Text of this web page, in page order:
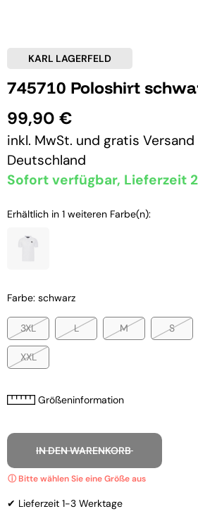
KARL LAGERFELD
745710 Poloshirt
99,90 €
inkl. MwSt. und gratis Versand
Deutschland
Sofort verfügbar, Lieferzeit 2
Erhältlich in 1 weiteren Farbe(n):
Farbe: schwarz
3XL L M S
XXL
Größeninformation
IN DEN WARENKORB
✔ Lieferzeit 1-3 Werktage